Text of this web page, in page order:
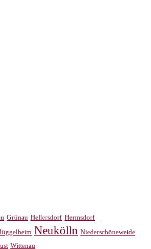
Grünau Hellersdorf Hermsdorf
Neukölln Niederschöneweide
Wittenau